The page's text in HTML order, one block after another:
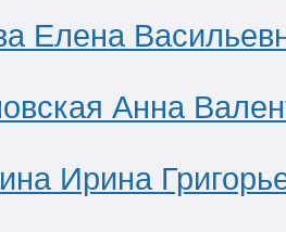
Елена
Анна
Ирина